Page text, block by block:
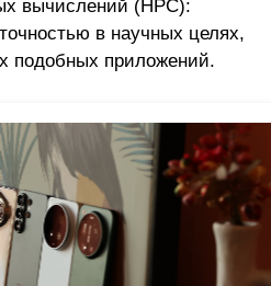
вычислений (HPC):
в научных целях,
подобных приложений.